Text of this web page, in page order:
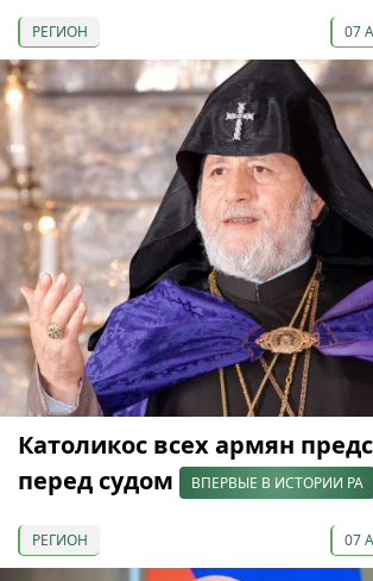
РЕГИОН 07
Католикос всех армян
перед судом
ВПЕРВЫЕ В ИСТОРИИ РА
РЕГИОН 07